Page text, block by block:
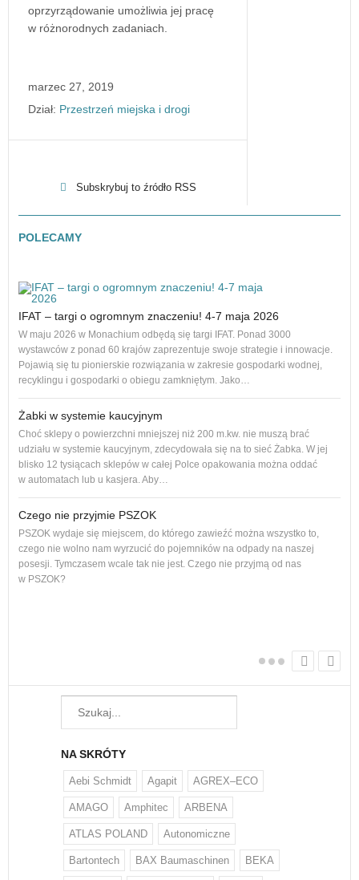
oprzyrządowanie umożliwia jej pracę
w różnorodnych zadaniach.
marzec 27, 2019
Dział: Przestrzeń miejska i drogi
Subskrybuj to źródło RSS
POLECAMY
IFAT – targi o ogromnym znaczeniu! 4-7 maja 2026
W maju 2026 w Monachium odbędą się targi IFAT. Ponad 3000
wystawców z ponad 60 krajów zaprezentuje swoje strategie i innowacje.
Pojawią się tu pionierskie rozwiązania w zakresie gospodarki wodnej,
recyklingu i gospodarki o obiegu zamkniętym. Jako…
Żabki w systemie kaucyjnym
Choć sklepy o powierzchni mniejszej niż 200 m.kw. nie muszą brać
udziału w systemie kaucyjnym, zdecydowała się na to sieć Żabka. W jej
blisko 12 tysiącach sklepów w całej Polce opakowania można oddać
w automatach lub u kasjera. Aby…
Czego nie przyjmie PSZOK
PSZOK wydaje się miejscem, do którego zawieźć można wszystko to,
czego nie wolno nam wyrzucić do pojemników na odpady na naszej
posesji. Tymczasem wcale tak nie jest. Czego nie przyjmą od nas
w PSZOK?
NA SKRÓTY
Aebi Schmidt Agapit AGREX–ECO
AMAGO Amphitec ARBENA
ATLAS POLAND Autonomiczne
Bartontech BAX Baumaschinen BEKA